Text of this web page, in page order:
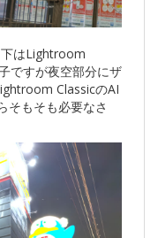
はLightroom
ですが夜空部分にザ
ClassicのAI
そもそも必要なさ